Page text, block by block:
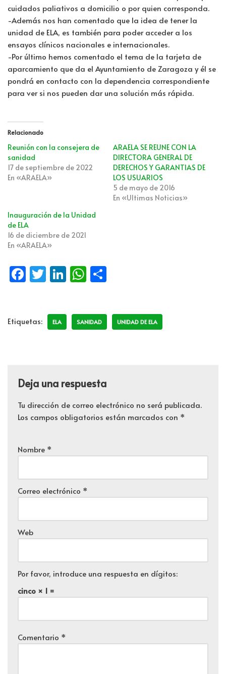
cuidados paliativos a domicilio o por quien corresponda.
-Además nos han comentado que la idea de tener la
unidad de ELA, es también para poder acceder a los
ensayos clínicos nacionales e internacionales.
-Por último hemos comentado el tema de la tarjeta de
aparcamiento que da el Ayuntamiento de Zaragoza y él se
pondrá en contacto con la dependencia correspondiente
para ver si nos pueden dar una solución más rápida.
Relacionado
Reunión con la consejera de
sanidad
17 de septiembre de 2022
En «ARAELA»
ARAELA SE REUNE CON LA
DIRECTORA GENERAL DE
DERECHOS Y GARANTIAS DE
LOS USUARIOS
5 de mayo de 2016
En «Ultimas Noticias»
Inauguración de la Unidad
de ELA
16 de diciembre de 2021
En «ARAELA»
Fa
o
T
er
Li
e
W
s p
Etiquetas: ELA SANIDAD UNIDAD DE ELA
Deja una respuesta
Tu dirección de correo electrónico no será publicada.
Los campos obligatorios están marcados con *
Nombre *
Correo electrónico *
Web
Por favor, introduce una respuesta en dígitos:
cinco × 1 =
Comentario *